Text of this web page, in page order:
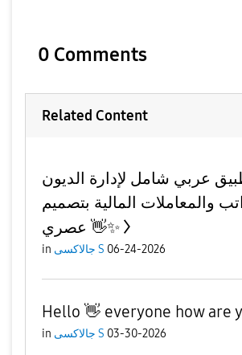
0 Comments
Related Content
عربي شامل لإدارة الديون
والمعاملات المالية بتصميم
عصري 👋✨
in جالاكسى S 06-24-2026
Hello 👋 everyone how are
in جالاكسى S 03-30-2026